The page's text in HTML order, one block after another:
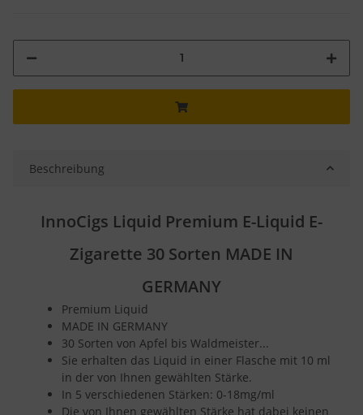
Beschreibung
InnoCigs Liquid Premium E-Liquid E-
Zigarette 30 Sorten MADE IN
GERMANY
Premium Liquid
MADE IN GERMANY
30 Sorten von Apfel bis Waldmeister...
Sie erhalten das Liquid in einer Flasche mit 10 ml
in der von Ihnen gewählten Stärke.
In 5 verschiedenen Stärken: 0-18mg/ml
Die von Ihnen gewählten Stärke hat dabei keinen